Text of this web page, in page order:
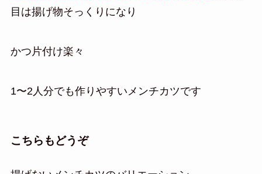
目は揚げ物そっくりになり
かつ片付け楽々
1〜2人分でも作りやすいメンチカツです
こちらもどうぞ